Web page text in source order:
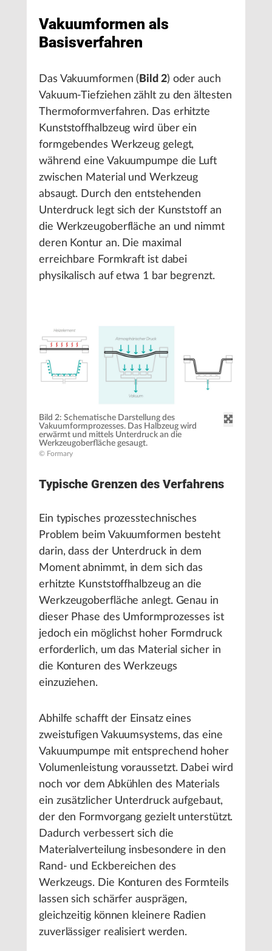
Vakuumformen als
Basisverfahren
Das Vakuumformen ( Bild 2) oder auch
Vakuum-Tiefziehen zählt zu den ältesten
Thermoformverfahren. Das erhitzte
Kunststoffhalbzeug wird über ein
formgebendes Werkzeug gelegt,
während eine Vakuumpumpe die Luft
zwischen Material und Werkzeug
absaugt. Durch den entstehenden
Unterdruck legt sich der Kunststoff an
die Werkzeugoberfläche an und nimmt
deren Kontur an. Die maximal
erreichbare Formkraft ist dabei
physikalisch auf etwa 1 bar begrenzt.
Bild 2: Schematische Darstellung des
Vakuumformprozesses. Das Halbzeug wird
erwärmt und mittels Unterdruck an die
Werkzeugoberfläche gesaugt.
© Formary
Typische Grenzen des Verfahrens
Ein typisches prozesstechnisches
Problem beim Vakuumformen besteht
darin, dass der Unterdruck in dem
Moment abnimmt, in dem sich das
erhitzte Kunststoffhalbzeug an die
Werkzeugoberfläche anlegt. Genau in
dieser Phase des Umformprozesses ist
jedoch ein möglichst hoher Formdruck
erforderlich, um das Material sicher in
die Konturen des Werkzeugs
einzuziehen.
Abhilfe schafft der Einsatz eines
zweistufigen Vakuumsystems, das eine
Vakuumpumpe mit entsprechend hoher
Volumenleistung voraussetzt. Dabei wird
noch vor dem Abkühlen des Materials
ein zusätzlicher Unterdruck aufgebaut,
der den Formvorgang gezielt unterstützt.
Dadurch verbessert sich die
Materialverteilung insbesondere in den
Rand- und Eckbereichen des
Werkzeugs. Die Konturen des Formteils
lassen sich schärfer ausprägen,
gleichzeitig können kleinere Radien
zuverlässiger realisiert werden.